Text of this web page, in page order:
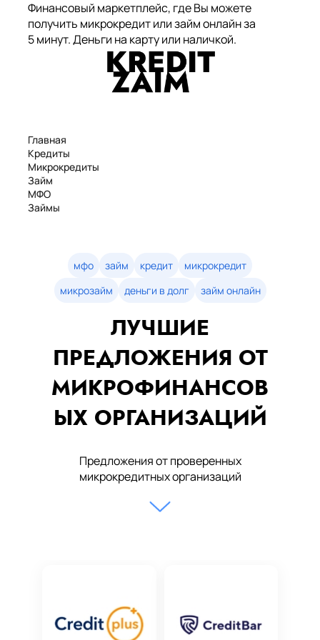
Финансовый маркетплейс, где Вы можете
получить микрокредит или займ онлайн за
5 минут. Деньги на карту или наличкой.
Главная
Кредиты
Микрокредиты
Займ
МФО
Займы
Займы онлайн
Денежные кредиты
мфо займ кредит
микрокредит
микрозайм
деньги в долг займ онлайн
ЛУЧШИЕ
ПРЕДЛОЖЕНИЯ ОТ
МИКРОФИНАНСОВ
ЫХ ОРГАНИЗАЦИЙ
Предложения от проверенных
микрокредитных организаций